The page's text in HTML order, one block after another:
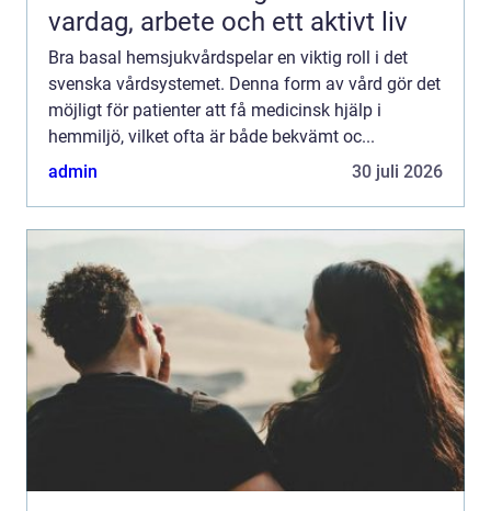
vardag, arbete och ett aktivt liv
Bra basal hemsjukvårdspelar en viktig roll i det
svenska vårdsystemet. Denna form av vård gör det
möjligt för patienter att få medicinsk hjälp i
hemmiljö, vilket ofta är både bekvämt oc...
admin
30 juli 2026